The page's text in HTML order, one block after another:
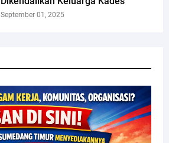
September 01, 2025